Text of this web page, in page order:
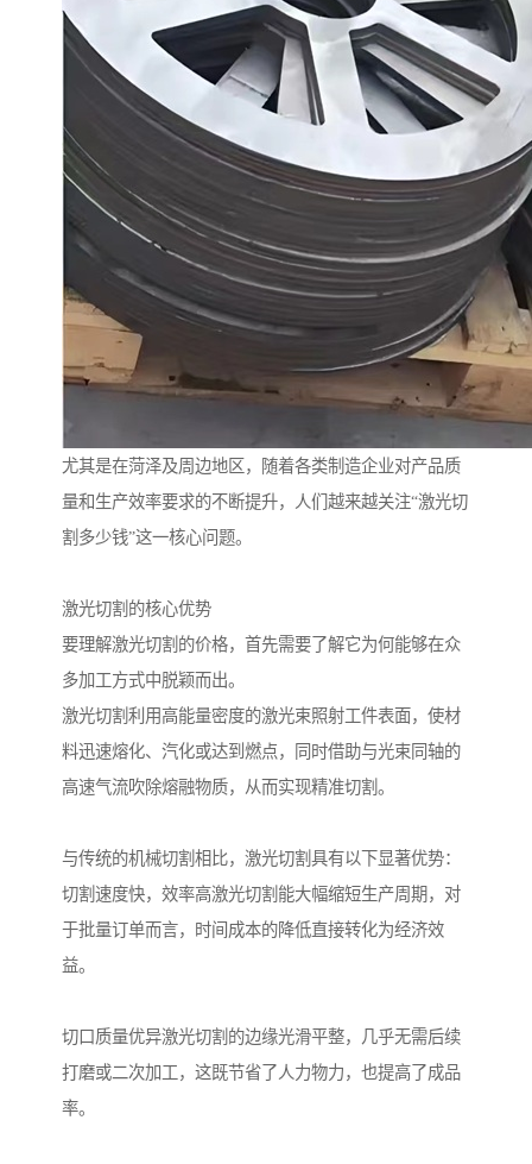
尤其是在菏泽及周边地区，随着各类制造企业对产品质
量和生产效率要求的不断提升，人们越来越关注“激光切
割多少钱”这一核心问题。
激光切割的核心优势
要理解激光切割的价格，首先需要了解它为何能够在众
多加工方式中脱颖而出。
激光切割利用高能量密度的激光束照射工件表面，使材
料迅速熔化、汽化或达到燃点，同时借助与光束同轴的
高速气流吹除熔融物质，从而实现精准切割。
与传统的机械切割相比，激光切割具有以下显著优势：
切割速度快，效率高激光切割能大幅缩短生产周期，对
于批量订单而言，时间成本的降低直接转化为经济效
益。
切口质量优异激光切割的边缘光滑平整，几乎无需后续
打磨或二次加工，这既节省了人力物力，也提高了成品
率。